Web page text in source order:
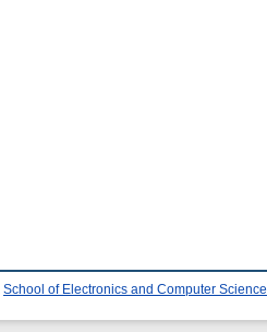
School of Electronics and Computer Science